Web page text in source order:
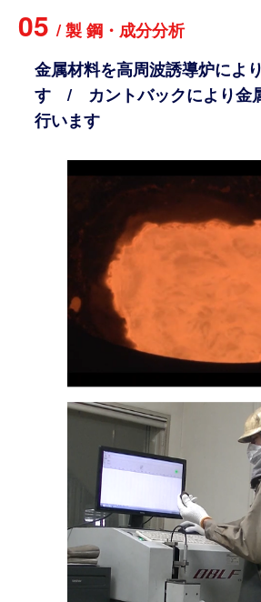
05 /製鋼 ・ 成分分析
金属材料を高周波誘導炉によ
す / カントバックにより金
行います